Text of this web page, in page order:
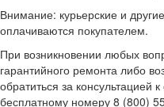
Внимание: курьерские и
оплачиваются покупателем.
При возникновении любых
гарантийного ремонта либо
обратиться за консультацией
бесплатному номеру 8 (800)